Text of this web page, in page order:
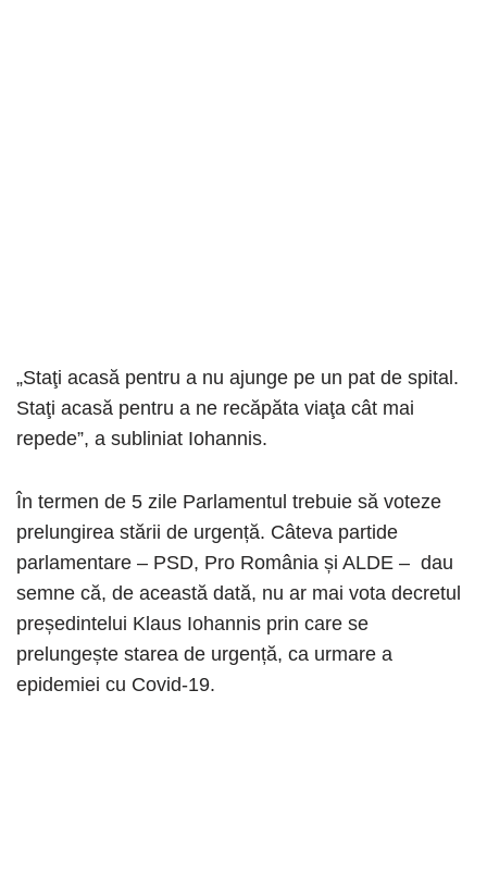
„Staţi acasă pentru a nu ajunge pe un pat de spital.
Staţi acasă pentru a ne recăpăta viaţa cât mai
repede”, a subliniat Iohannis.
În termen de 5 zile Parlamentul trebuie să voteze
prelungirea stării de urgență. Câteva partide
parlamentare – PSD, Pro România și ALDE – dau
semne că, de această dată, nu ar mai vota decretul
președintelui Klaus Iohannis prin care se
prelungește starea de urgență, ca urmare a
epidemiei cu Covid-19.